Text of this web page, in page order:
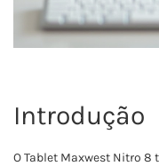
Introdução
O Tablet Maxwest Nitro